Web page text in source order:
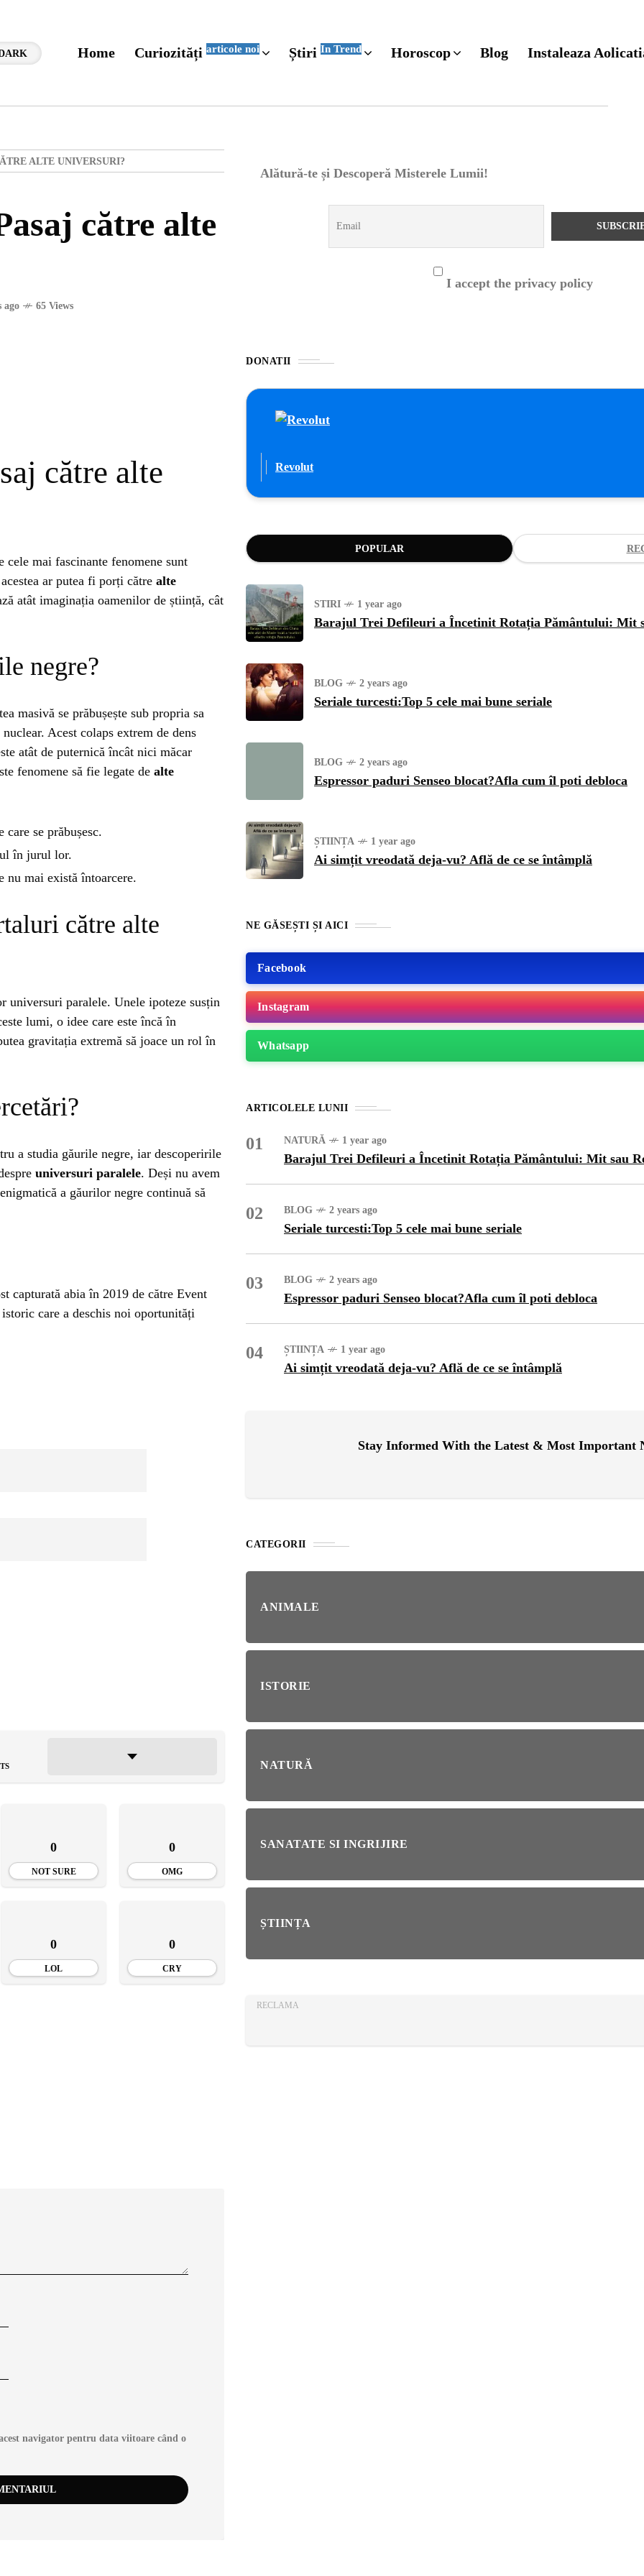
Home Curiozități articole noi Știri In Trend Horoscop Blog Instaleaza
ALTE UNIVERSURI?
către alte
ago 65 Views
către alte
mai fascinante fenomene sunt
ar putea fi porți către alte
atât imaginația oamenilor de știință, cât
negre?
masivă se prăbușește sub propria sa
Acest colaps extrem de dens
atât de puternică încât nici măcar
fenomene să fie legate de alte
se prăbușesc.
în jurul lor.
nu mai există întoarcere.
către alte
universuri paralele. Unele ipoteze susțin
lumi, o idee care este încă în
gravitația extremă să joace un rol în
a studia găurile negre, iar descoperirile
universuri paralele. Deși nu avem
a găurilor negre continuă să
capturată abia în 2019 de către Event
care a deschis noi oportunități
0
NOT SURE
0
OMG
0
LOL
0
CRY
navigator pentru data viitoare când o
Alătură-te și Descoperă Misterele Lumii!
I accept the privacy policy
DONATII
Revolut
POPULAR
STIRI 1 year ago
Barajul Trei Defileuri a Încetinit Rotația Pământului: Mit
BLOG 2 years ago
Seriale turcesti:Top 5 cele mai bune seriale
BLOG 2 years ago
Espressor paduri Senseo blocat?Afla cum îl poti debloca
ȘTIINȚA 1 year ago
Ai simțit vreodată deja-vu? Află de ce se întâmplă
NE GĂSEȘTI ȘI AICI
Facebook
Instagram
Whatsapp
ARTICOLELE LUNII
01 NATURĂ 1 year ago
Barajul Trei Defileuri a Încetinit Rotația Pământului: Mit sau
02 BLOG 2 years ago
Seriale turcesti:Top 5 cele mai bune seriale
03 BLOG 2 years ago
Espressor paduri Senseo blocat?Afla cum îl poti debloca
04 ȘTIINȚA 1 year ago
Ai simțit vreodată deja-vu? Află de ce se întâmplă
Stay Informed With the Latest & Most Important
CATEGORII
ANIMALE
ISTORIE
NATURĂ
SANATATE SI INGRIJIRE
ȘTIINȚA
RECLAMA
Barajul Trei Defileuri a
BLOG 2 years ago
bune seriale
blocat?Afla cum îl poti
debloca
Află de ce se întâmplă